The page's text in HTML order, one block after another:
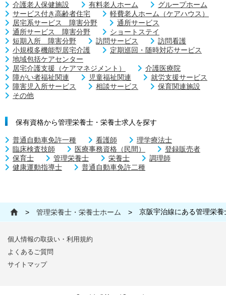
介護老人保健施設
有料老人ホーム
グループホーム
サービス付き高齢者住宅
軽費老人ホーム（ケアハウス）
居宅系サービス 障害分野
通所サービス
通所サービス 障害分野
ショートステイ
短期入所 障害分野
訪問サービス
訪問看護
小規模多機能型居宅介護
定期巡回・随時対応サービス
地域包括ケアセンター
居宅介護支援（ケアマネジメント）
介護医療院
障がい者福祉関連
児童福祉関連
就労支援サービス
障害児入所サービス
相談サービス
保育関連施設
その他
保有資格から管理栄養士・栄養士求人を探す
普通自動車免許一種 看護師
理学療法士
臨床検査技師
医療事務資格（民間）
登録販売者
保育士
管理栄養士 栄養士
調理師
健康運動指導士
普通自動車免許二種
> 管理栄養士・栄養士ホーム > 京阪宇治線にある管理栄
個人情報の取扱い・利用規約
よくあるご質問
サイトマップ